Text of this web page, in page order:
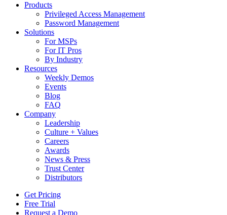
Products
Privileged Access Management
Password Management
Solutions
For MSPs
For IT Pros
By Industry
Resources
Weekly Demos
Events
Blog
FAQ
Company
Leadership
Culture + Values
Careers
Awards
News & Press
Trust Center
Distributors
Get Pricing
Free Trial
Request a Demo